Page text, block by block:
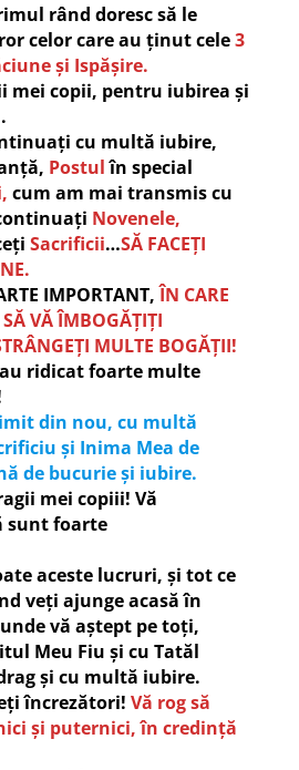
rând doresc să le
celor care au ținut cele3
și Ispășire.
mei copii, pentru iubirea și
cu multă iubire,
Postulîn special
cum am mai transmis cu
Novenele,
Sacrificii…SĂ FACEȚI
IMPORTANT,ÎN CARE
VĂ ÎMBOGĂȚIȚI
MULTE BOGĂȚII!
au ridicat foarte multe
din nou, cu multă
și Inima Mea de
de bucurie și iubire.
mei copiii! Vă
sunt foarte
aceste lucruri, și tot ce
veți ajunge acasă în
vă aștept pe toți,
Meu Fiu și cu Tatăl
și cu multă iubire.
încrezători! Vă rog să
și puternici, în credință